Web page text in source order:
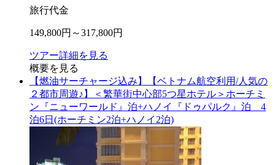
旅行代金
149,800円～317,800円
ツアー詳細を見る
概要を見る
【燃油サーチャージ込み】【ベトナム航空利用/人気の
２都市周遊♪】＜繁華街中心部5つ星ホテル＞ホーチミ
ン『ニューワールド』泊+ハノイ『ドゥパルク』泊 4
泊6日(ホーチミン2泊+ハノイ2泊)